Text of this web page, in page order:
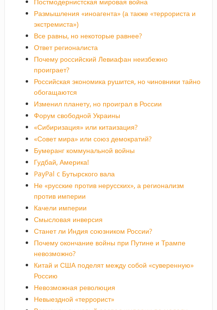
Размышления «иноагента» (а также «террориста и
экстремиста»)
Все равны, но некоторые равнее?
Ответ регионалиста
Почему российский Левиафан неизбежно
проиграет?
Российская экономика рушится, но чиновники тайно
обогащаются
Изменил планету, но проиграл в России
Форум свободной Украины
«Сибиризация» или китаизация?
«Совет мира» или союз демократий?
Бумеранг коммунальной войны
Гудбай, Америка!
PayPal c Бутырского вала
Не «русские против нерусских», а регионализм
против империи
Качели империи
Смысловая инверсия
Станет ли Индия союзником России?
Почему окончание войны при Путине и Трампе
невозможно?
Китай и США поделят между собой «суверенную»
Россию
Невозможная революция
Невыездной «террорист»